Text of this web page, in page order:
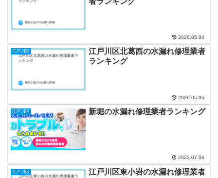
2026.05.04
江戸川区
江戸川区北葛西の水漏れ修理業者
ランキング
2026.05.06
江戸川区 新堀の水漏れ修理業者ランキング
2022.07.06
江戸川区
江戸川区東小岩の水漏れ修理業者